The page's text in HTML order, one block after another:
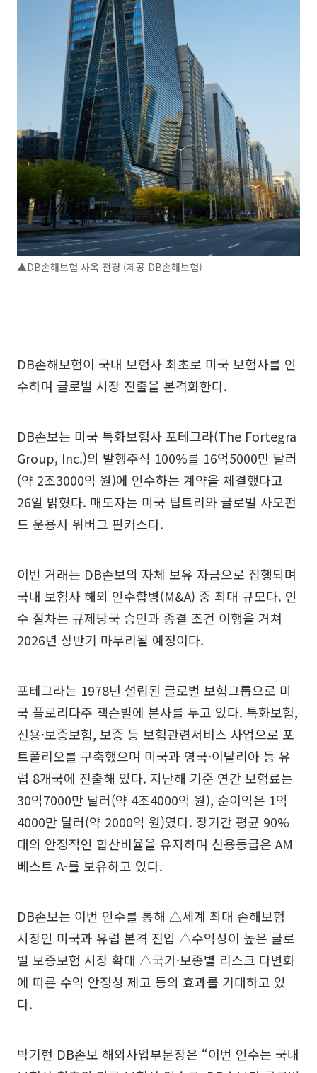
▲DB손해보험 사옥 전경 (제공 DB손해보험)
DB손해보험이 국내 보험사 최초로 미국 보험사를 인
수하며 글로벌 시장 진출을 본격화한다.
DB손보는 미국 특화보험사 포테그라(The Fortegra
Group, Inc.)의 발행주식 100%를 16억5000만 달러
(약 2조3000억 원)에 인수하는 계약을 체결했다고
26일 밝혔다. 매도자는 미국 팁트리와 글로벌 사모펀
드 운용사 워버그 핀커스다.
이번 거래는 DB손보의 자체 보유 자금으로 집행되며
국내 보험사 해외 인수합병(M&A) 중 최대 규모다. 인
수 절차는 규제당국 승인과 종결 조건 이행을 거쳐
2026년 상반기 마무리될 예정이다.
포테그라는 1978년 설립된 글로벌 보험그룹으로 미
국 플로리다주 잭슨빌에 본사를 두고 있다. 특화보험,
신용·보증보험, 보증 등 보험관련서비스 사업으로 포
트폴리오를 구축했으며 미국과 영국·이탈리아 등 유
럽 8개국에 진출해 있다. 지난해 기준 연간 보험료는
30억7000만 달러(약 4조4000억 원), 순이익은 1억
4000만 달러(약 2000억 원)였다. 장기간 평균 90%
대의 안정적인 합산비율을 유지하며 신용등급은 AM
베스트 A-를 보유하고 있다.
DB손보는 이번 인수를 통해 △세계 최대 손해보험
시장인 미국과 유럽 본격 진입 △수익성이 높은 글로
벌 보증보험 시장 확대 △국가·보종별 리스크 다변화
에 따른 수익 안정성 제고 등의 효과를 기대하고 있
다.
박기현 DB손보 해외사업부문장은 “이번 인수는 국내